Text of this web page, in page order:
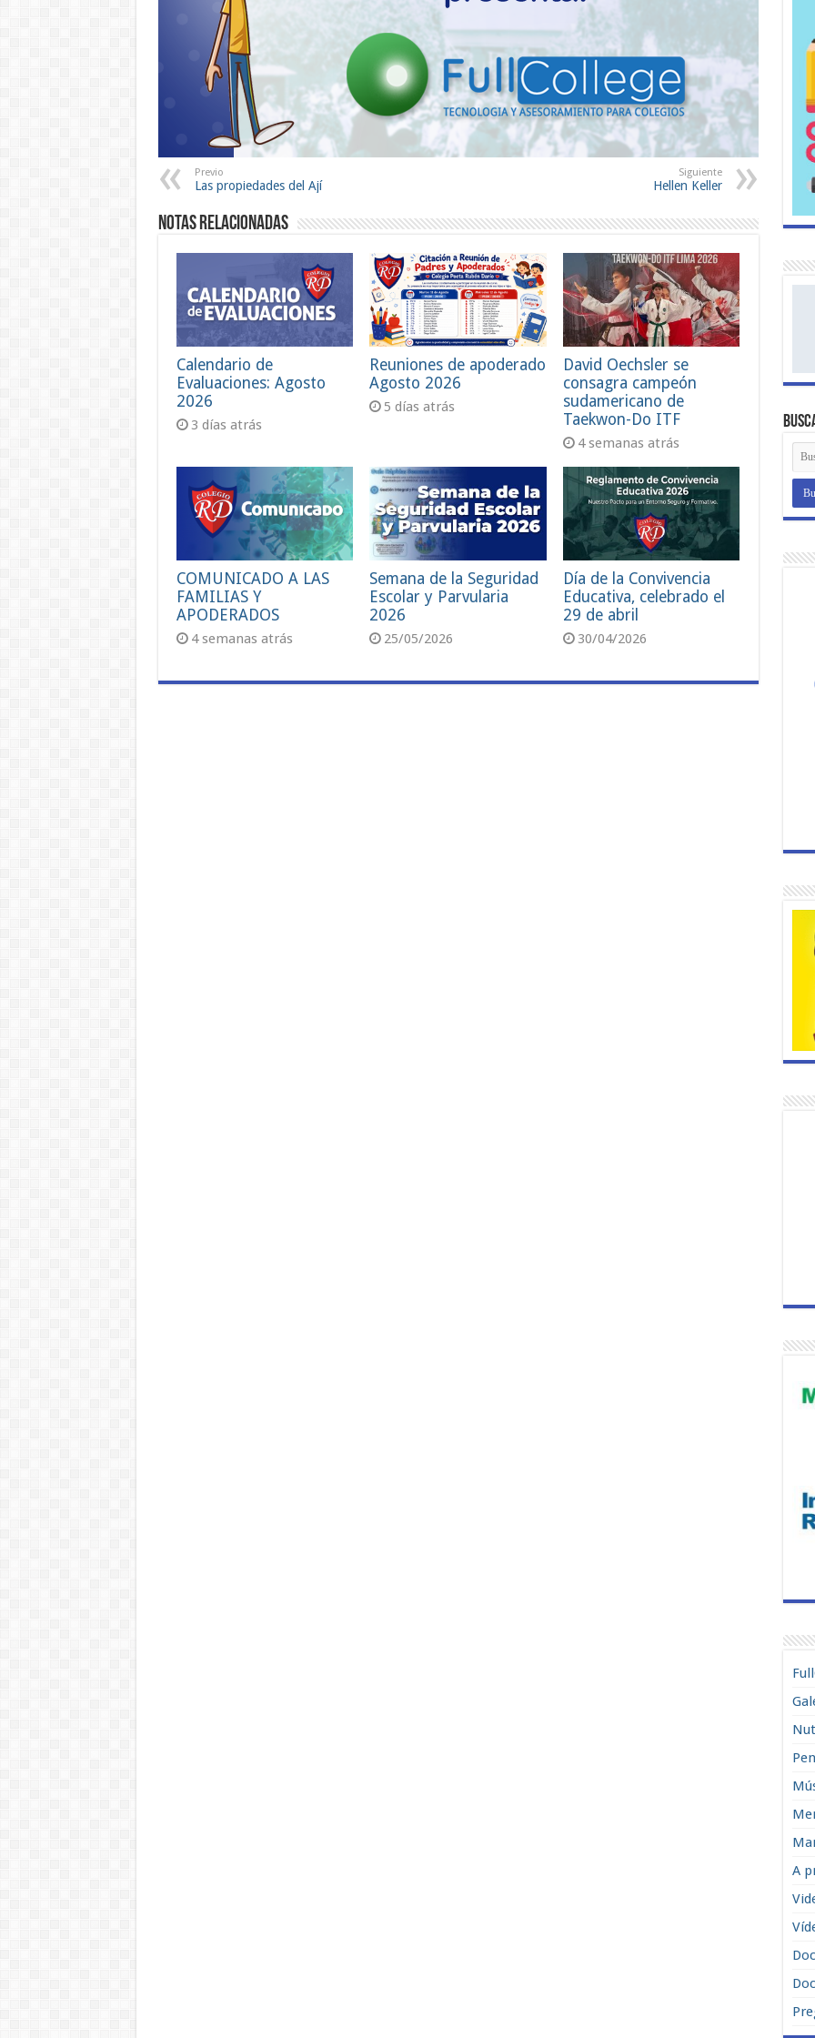
Previo
Las propiedades del Ají
Siguiente
Hellen Keller
Notas Relacionadas
Calendario de
Evaluaciones: Agosto
2026
3 días atrás
Reuniones de apoderado
Agosto 2026
5 días atrás
David Oechsler se
consagra campeón
sudamericano de
Taekwon-Do ITF
4 semanas atrás
COMUNICADO A LAS
FAMILIAS Y
APODERADOS
4 semanas atrás
Semana de la Seguridad
Escolar y Parvularia
2026
25/05/2026
Día de la Convivencia
Educativa, celebrado el
29 de abril
30/04/2026
A